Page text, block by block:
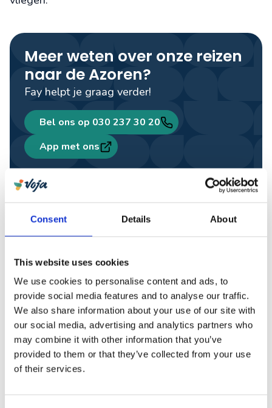
Consent Details About
This website uses cookies
We use cookies to personalise content and ads, to
provide social media features and to analyse our traffic.
We also share information about your use of our site with
our social media, advertising and analytics partners who
may combine it with other information that you’ve
provided to them or that they’ve collected from your use
of their services.
Meer weten over onze reizen
naar de Azoren?
Fay helpt je graag verder!
Bel ons op 030 237 30 20
App met ons
Plan een afspraak in, via video of op kantoor
Fay
Travel designer
Centrale groep
geen enkel ander eiland vieren ze zoveel feesten
als hier. De perfect onderhouden, 15e-eeuwse
stad Angra do Heroísmo maakt het historische
plaatje helemaal compleet.
São Jorge steekt als de punt van een speer in het
blauwe water van de oceaan. Het landschap is
ruig, maar op de vlakke uitlopers en hoge kliffen